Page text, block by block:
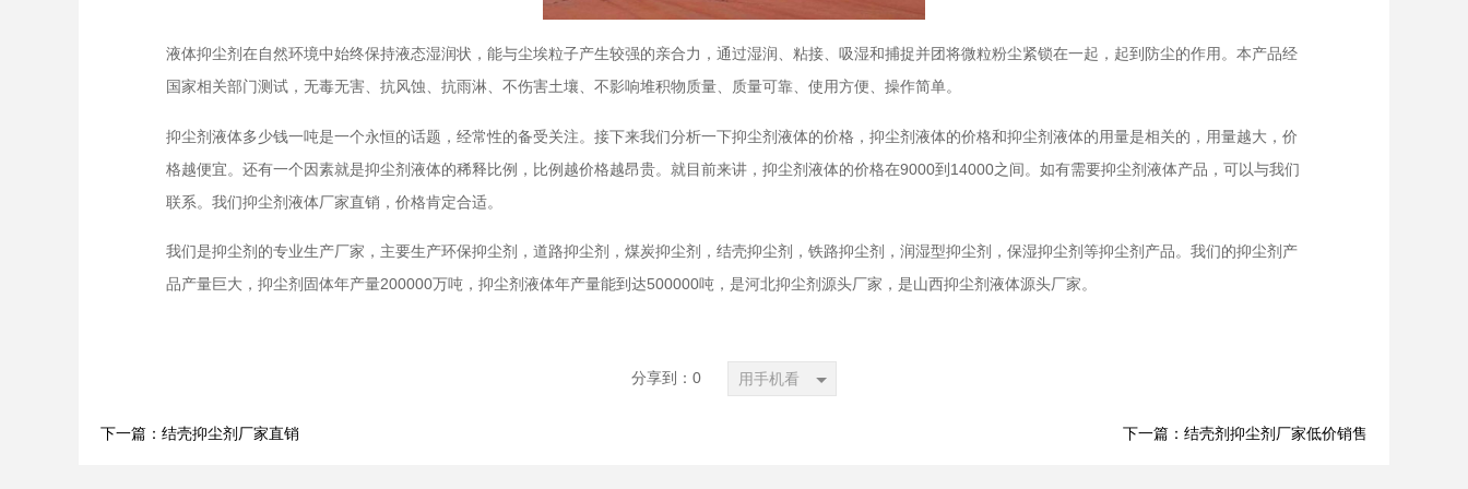
液体抑尘剂在自然环境中始终保持液态湿润状，能与尘埃粒子产生较强的亲合力，通过湿润、粘接、吸湿和捕捉并团将微粒粉尘紧锁在一起，起到防尘的作用。本产品经
国家相关部门测试，无毒无害、抗风蚀、抗雨淋、不伤害土壤、不影响堆积物质量、质量可靠、使用方便、操作简单。
抑尘剂液体多少钱一吨是一个永恒的话题，经常性的备受关注。接下来我们分析一下抑尘剂液体的价格，抑尘剂液体的价格和抑尘剂液体的用量是相关的，用量越大，价
格越便宜。还有一个因素就是抑尘剂液体的稀释比例，比例越价格越昂贵。就目前来讲，抑尘剂液体的价格在9000到14000之间。如有需要抑尘剂液体产品，可以与我们
联系。我们抑尘剂液体厂家直销，价格肯定合适。
我们是抑尘剂的专业生产厂家，主要生产环保抑尘剂，道路抑尘剂，煤炭抑尘剂，结壳抑尘剂，铁路抑尘剂，润湿型抑尘剂，保湿抑尘剂等抑尘剂产品。我们的抑尘剂产
品产量巨大，抑尘剂固体年产量200000万吨，抑尘剂液体年产量能到达500000吨，是河北抑尘剂源头厂家，是山西抑尘剂液体源头厂家。
分享到： 0 用手机看
下一篇：结壳抑尘剂厂家直销 下一篇：结壳剂抑尘剂厂家低价销售